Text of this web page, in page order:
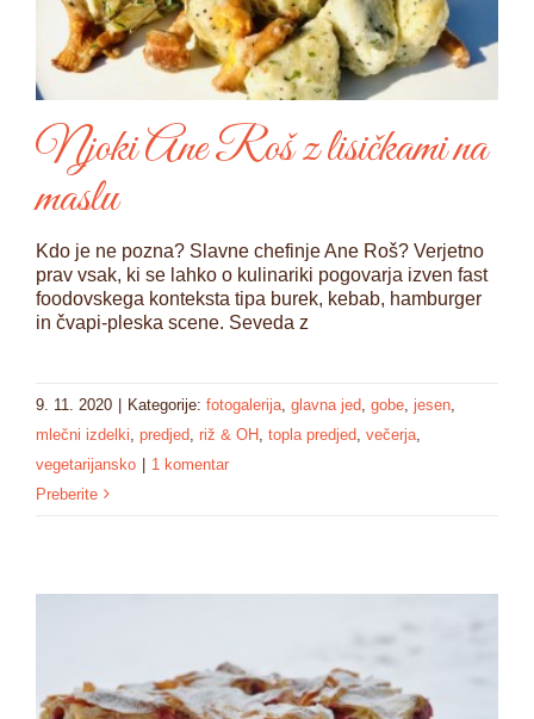
Njoki Ane Roš z lisičkami na
maslu
Kdo je ne pozna? Slavne chefinje Ane Roš? Verjetno
prav vsak, ki se lahko o kulinariki pogovarja izven fast
foodovskega konteksta tipa burek, kebab, hamburger
in čvapi-pleska scene. Seveda z
9. 11. 2020 | Kategorije: fotogalerija glavna jed gobe jesen
mlečni izdelki predjed riž & OH topla predjed večerja
vegetarijansko | 1 komentar
Preberite